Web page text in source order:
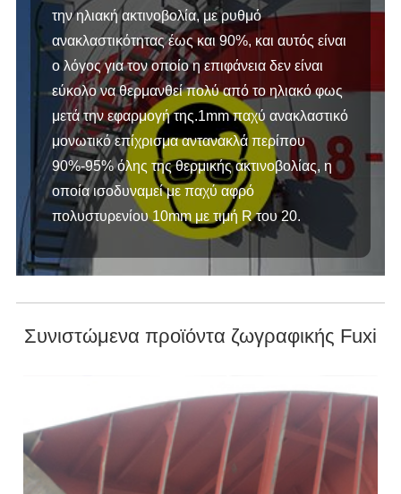
την ηλιακή ακτινοβολία, με ρυθμό
ανακλαστικότητας έως και 90%, και αυτός είναι
ο λόγος για τον οποίο η επιφάνεια δεν είναι
εύκολο να θερμανθεί πολύ από το ηλιακό φως
μετά την εφαρμογή της.1mm παχύ ανακλαστικό
μονωτικό επίχρισμα αντανακλά περίπου
90%-95% όλης της θερμικής ακτινοβολίας, η
οποία ισοδυναμεί με παχύ αφρό
πολυστυρενίου 10mm με τιμή R του 20.
Συνιστώμενα προϊόντα ζωγραφικής Fuxi